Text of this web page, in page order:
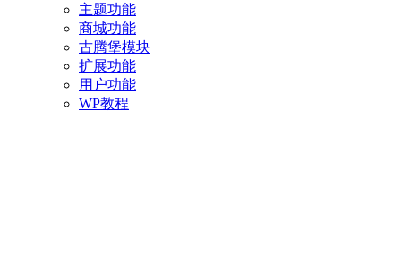
主题功能
商城功能
古腾堡模块
扩展功能
用户功能
WP教程